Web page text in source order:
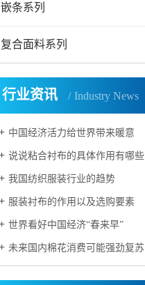
嵌条系列
复合面料系列
行业资讯 Industry News
中国经济活力给世界带来暖意
说说粘合衬布的具体作用有哪些
我国纺织服装行业的趋势
服装衬布的作用以及选购要素
世界看好中国经济“春来早”
未来国内棉花消费可能强劲复苏